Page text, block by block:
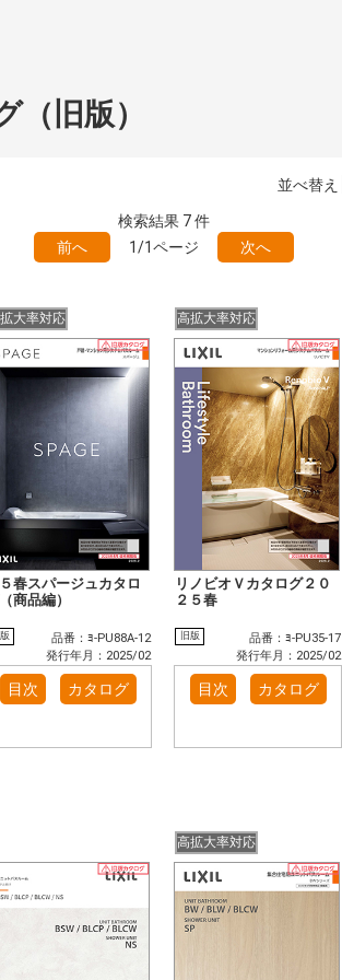
旧版）
並べ替え
検索結果 7件
前へ
1/1ページ 次へ
大率対応
春スパージュカタロ
商品編）
版
品番：ﾖ-PU88A-12
発行年月：2025/02
目次 カタログ
高拡大率対応
リノビオＶカタログ２０
２５春
旧版
品番：ﾖ-PU35-17
発行年月：2025/02
目次 カタログ
高拡大率対応